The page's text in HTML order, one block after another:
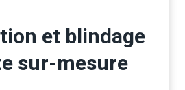
et blindage
sur-mesure